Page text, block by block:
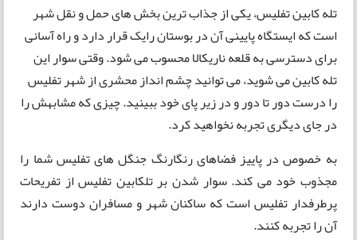
تله کابین تفلیس، یکی از جذاب ترین بخش های حمل و نقل شهر
است که ایستگاه پایینی آن در بوستان رایک قرار دارد و راه آسانی
برای دسترسی به قلعه ناریکالا محسوب می شود. وقتی سوار این
تله کابین می شوید، می توانید چشم انداز محشری از شهر تفلیس
را درست دور تا دور و در زیر پای خود ببینید. چیزی که مشابهش را
در جای دیگری تجربه نخواهید کرد.
به خصوص در پاییز فضاهای رنگارنگ جنگل های تفلیس شما را
مجذوب خود می کند. سوار شدن بر تلکابین تفلیس از تفریحات
پرطرفدار تفلیس است که ساکنان شهر و مسافران دوست دارند
آن را تجربه کنند.